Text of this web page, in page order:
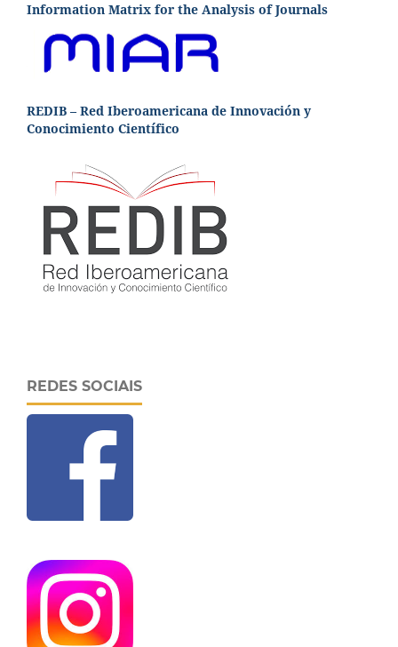
Information Matrix for the Analysis of Journals
REDIB – Red Iberoamericana de Innovación y
Conocimiento Científico
REDES SOCIAIS